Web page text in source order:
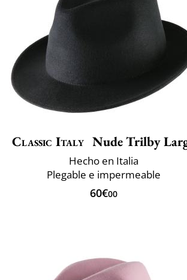
Classic Italy Nude Trilby
Hecho en Italia
Plegable e impermeable
60€00